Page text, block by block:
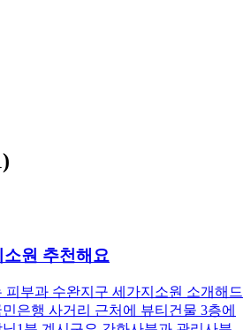
원 추천해요
피부과 수완지구 세가지소원 소개해드
은행 사거리 근처에 뷰티건물 3층에